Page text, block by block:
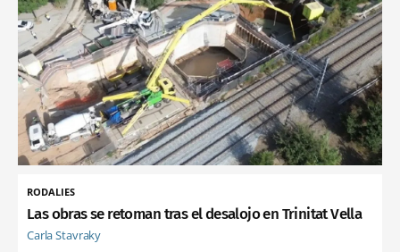
RODALIES
Las obras se retoman tras el desalojo en Trinitat Vella
Carla Stavraky